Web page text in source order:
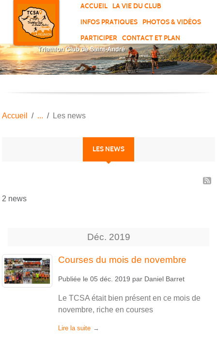
ACCUEIL
LA VIE DU CLUB
INFOS PRATIQUES
PHOTOS & VIDÉOS
PARTICIPER
CONTACT ET PLAN
Accueil Les news
LES NEWS
2 news
Déc. 2019
Courses du mois de novembre
Publiée le 05 déc. 2019 par Daniel Barret
Le TCSA était bien présent en ce mois de
novembre, riche en courses
Lire la suite
Panneau de gestion des cookies